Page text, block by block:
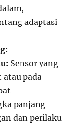
adaptasi
Sensor yang
pada
panjang
dan perilaku